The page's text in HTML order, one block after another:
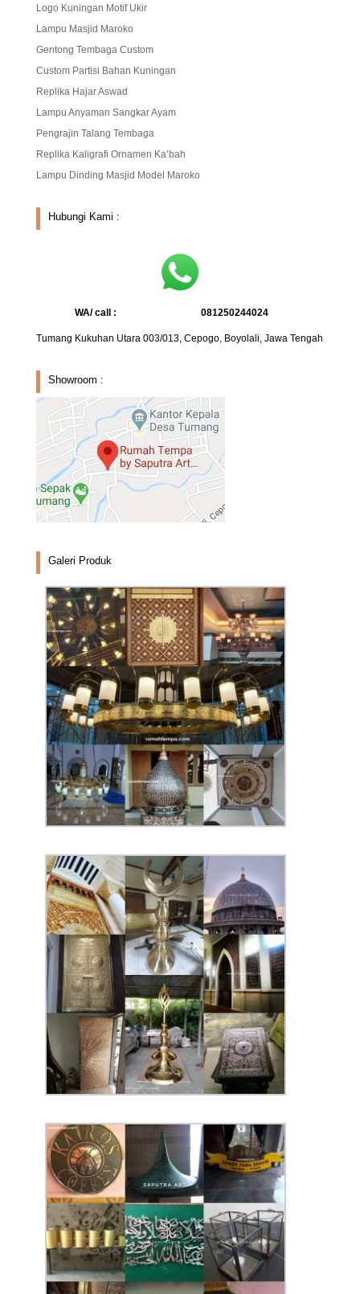
Logo Kuningan Motif Ukir
Lampu Masjid Maroko
Gentong Tembaga Custom
Custom Partisi Bahan Kuningan
Replika Hajar Aswad
Lampu Anyaman Sangkar Ayam
Pengrajin Talang Tembaga
Replika Kaligrafi Ornamen Ka’bah
Lampu Dinding Masjid Model Maroko
Hubungi Kami :
WA/ call : 081250244024
Tumang Kukuhan Utara 003/013, Cepogo, Boyolali, Jawa Tengah
Showroom :
Galeri Produk